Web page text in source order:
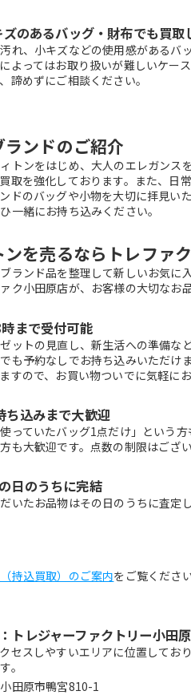
のあるバッグ・財布でも買取
れ、小キズなどの使用感があるバ
よってはお取り扱いが難しいケー
諦めずにご相談ください。
ンドのご紹介
トンをはじめ、大人のエレガンス
取を強化しております。また、日
ドのバッグや小物を大切に拝見い
一緒にお持ち込みください。
を売るならトレファ
ランド品を整理して新しいお気に
ク小田原店が、お客様の大切なお
まで受付可能
ットの見直し、新生活への準備な
も予約なしでお持ち込みいただけ
すので、お買い物ついでに気軽に
ち込みまで大歓迎
使っていたバッグ1点だけ」という
も大歓迎です。点数の制限はござい
日のうちに完結
いたお品物はその日のうちに査
持込買取）のご案内をご覧ください
トレジャーファクトリー小田
セスしやすいエリアに位置してお
。
田原市鴨宮810-1